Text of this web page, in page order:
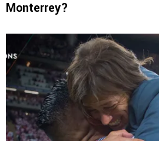
Monterrey?